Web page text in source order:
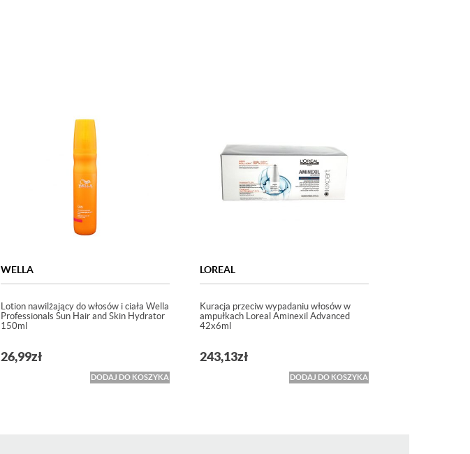
WELLA
Lotion nawilżający do włosów i ciała Wella
Professionals Sun Hair and Skin Hydrator
150ml
26,99zł
DODAJ DO KOSZYKA
LOREAL
Kuracja przeciw wypadaniu włosów w
ampułkach Loreal Aminexil Advanced
42x6ml
243,13zł
DODAJ DO KOSZYKA